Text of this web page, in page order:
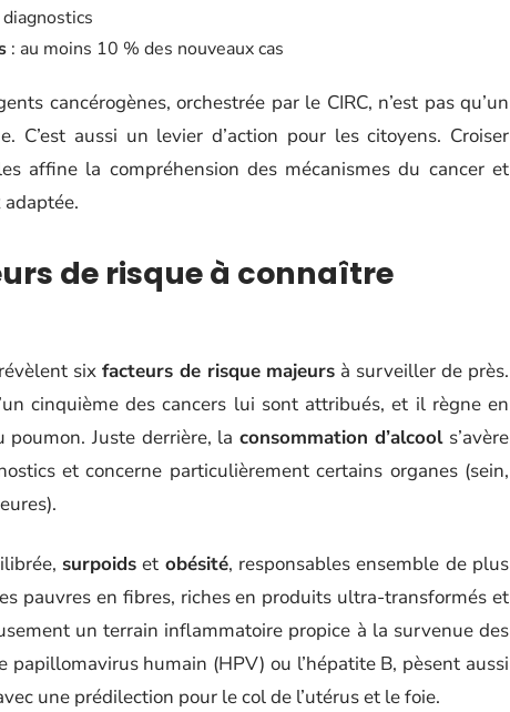
: au moins 10 % des nouveaux cas
cancérogènes, orchestrée par le CIRC, n’est pas qu’un
aussi un levier d’action pour les citoyens. Croiser
affine la compréhension des mécanismes du cancer et
de risque à connaître
six facteurs de risque majeurs à surveiller de près.
cinquième des cancers lui sont attribués, et il règne en
Juste derrière, la consommation d’alcools’avère
et concerne particulièrement certains organes (sein,
surpoids et obésité, responsables ensemble de plus
pauvres en fibres, riches en produits ultra-transformés et
un terrain inflammatoire propice à la survenue des
papillomavirus humain (HPV) ou l’hépatite B, pèsent aussi
une prédilection pour le col de l’utérus et le foie.